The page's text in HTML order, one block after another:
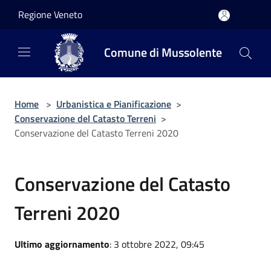
Regione Veneto
Comune di Mussolente
Home > Urbanistica e Pianificazione >
Conservazione del Catasto Terreni >
Conservazione del Catasto Terreni 2020
Conservazione del Catasto
Terreni 2020
Ultimo aggiornamento: 3 ottobre 2022, 09:45